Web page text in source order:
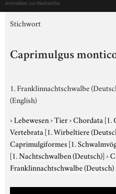
Anmelden zur Recherche
Stichwort
Caprimulgus
1. Franklinnachtschwalbe
(English)
›Lebewesen›Tier›Chordata [1.
Vertebrata [1. Wirbeltiere
Caprimulgiformes [1.
[1. Nachtschwalben (Deutsch)]›
Franklinnachtschwalbe